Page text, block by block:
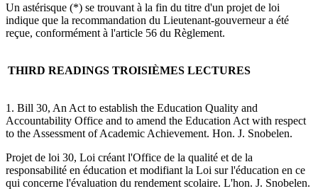
Un astérisque (*) se trouvant à la fin du titre d'un projet de loi
indique que la recommandation du Lieutenant-gouverneur a été
reçue, conformément à l'article 56 du Règlement.
THIRD READINGS TROISIÈMES LECTURES
1. Bill 30, An Act to establish the Education Quality and
Accountability Office and to amend the Education Act with respect
to the Assessment of Academic Achievement. Hon. J. Snobelen.
Projet de loi 30, Loi créant l'Office de la qualité et de la
responsabilité en éducation et modifiant la Loi sur l'éducation en ce
qui concerne l'évaluation du rendement scolaire. L'hon. J. Snobelen.